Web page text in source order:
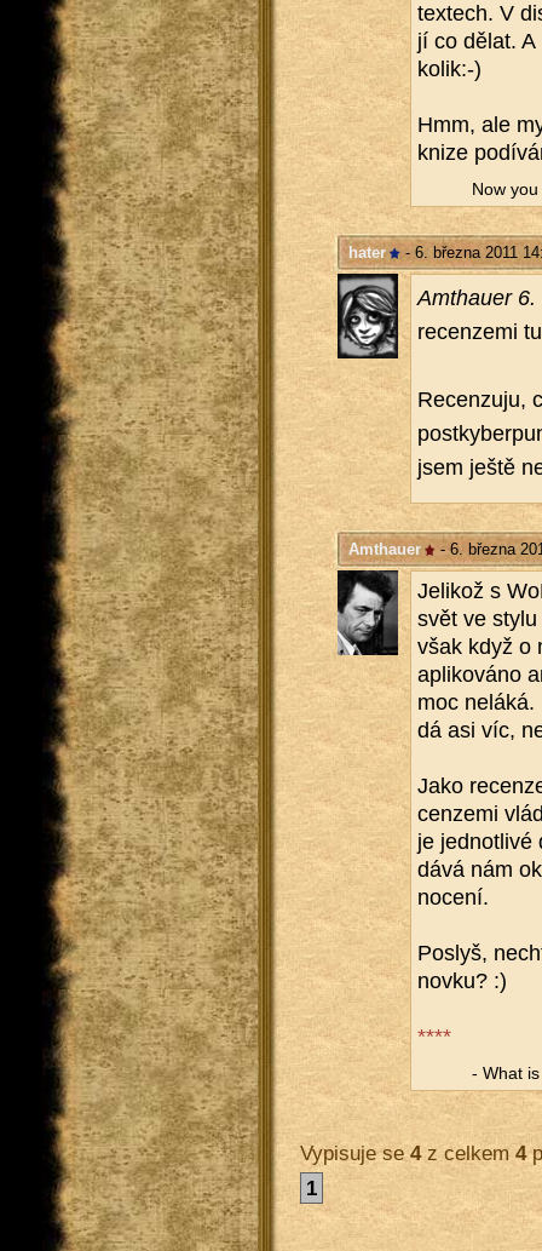
tex­tech. V
jí co dělat.
ko­lik:-)
Hmm, ale
knize
Now
hater - 6. března 2011
Am­thauer 6.
re­cen­ze­mi
Re­cen­zu­ju,
jsem ještě
Amthauer - 6. března
Je­li­kož s
svět ve
však když o
apli­ko­vá­no
moc
dá asi víc,
Jako
cen­ze­mi
je jed­not­li­vé
dává nám
no­ce­ní.
Po­slyš,
nov­ku? :)
****
- What
Vypisuje se4z celkem 4
1